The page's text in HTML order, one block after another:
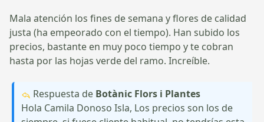
Mala atención los fines de semana y flores de calidad
justa (ha empeorado con el tiempo). Han subido los
precios, bastante en muy poco tiempo y te cobran
hasta por las hojas verde del ramo. Increíble.
Respuesta de Botànic Flors i Plantes
Hola Camila Donoso Isla, Los precios son los de